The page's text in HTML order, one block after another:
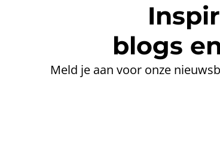
blogs
Meld je aan voor onze